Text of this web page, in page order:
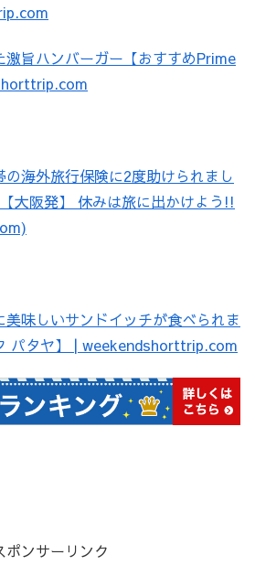
激旨ハンバーガー【おすすめPrime
の海外旅行保険に2度助けられまし
大阪発】 休みは旅に出かけよう!!
味しいサンドイッチが食べられま
パタヤ】 | weekendshorttrip.com
ポンサーリンク